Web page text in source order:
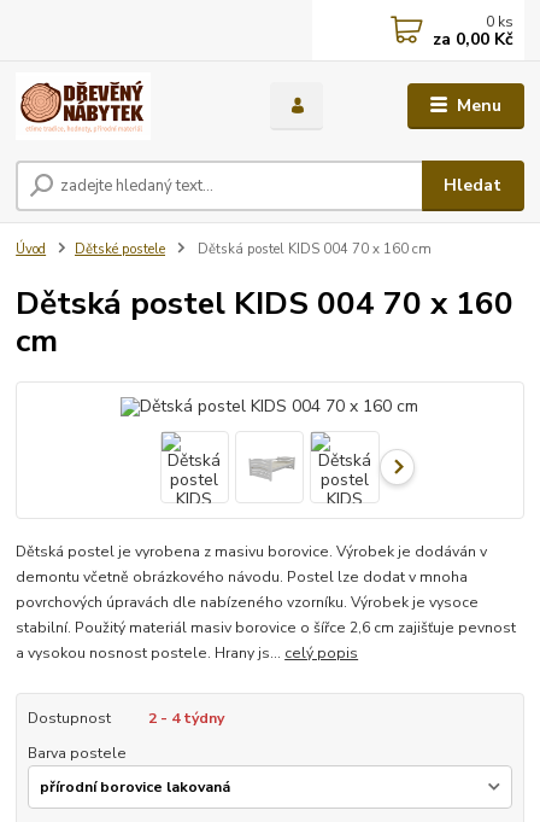
Menu
Hledat
0 ks
za 0,00 Kč
Úvod Dětské postele Dětská postel KIDS 004 70 x 160 cm
Dětská postel KIDS 004 70 x 160
cm
Dětská postel je vyrobena z masivu borovice. Výrobek je dodáván v
demontu včetně obrázkového návodu. Postel lze dodat v mnoha
povrchových úpravách dle nabízeného vzorníku. Výrobek je vysoce
stabilní. Použitý materiál masiv borovice o šířce 2,6 cm zajišťuje pevnost
a vysokou nosnost postele. Hrany js... celý popis
Dostupnost
2 - 4 týdny
Barva postele